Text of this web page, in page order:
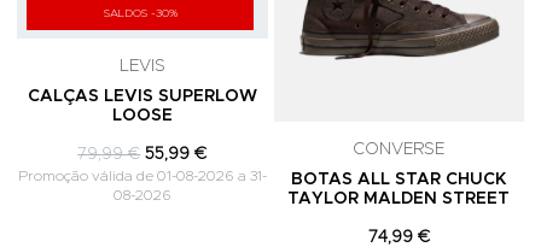
SALDOS -30%
LEVIS
CALÇAS LEVIS SUPERLOW
LOOSE
79,99 € 55,99 €
Promoção válida de 01-08-2026 a 31-
08-2026
CONVERSE
BOTAS ALL STAR CHUCK
TAYLOR MALDEN STREET
74,99 €